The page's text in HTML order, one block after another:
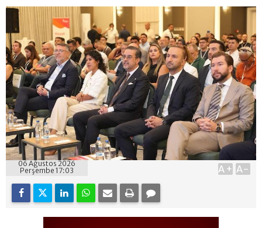
06 Ağustos 2026
Perşembe 17:03
A+ A-